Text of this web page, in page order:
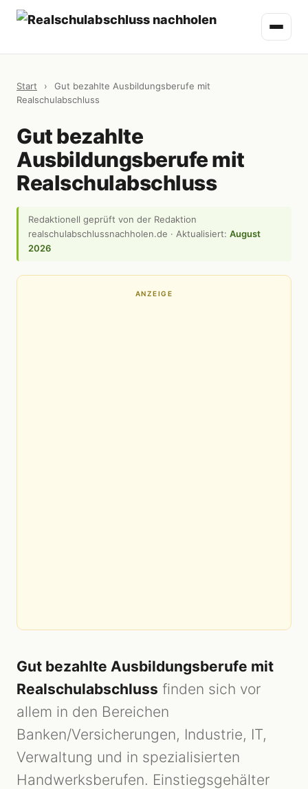
Start ›
Gut bezahlte Ausbildungsberufe mit
Realschulabschluss
Gut bezahlte
Ausbildungsberufe mit
Realschulabschluss
Redaktionell geprüft von der Redaktion
realschulabschlussnachholen.de · Aktualisiert: August
2026
ANZEIGE
Gut bezahlte Ausbildungsberufe mit
Realschulabschluss finden sich vor
allem in den Bereichen
Banken/Versicherungen, Industrie, IT,
Verwaltung und in spezialisierten
Handwerksberufen. Einstiegsgehälter